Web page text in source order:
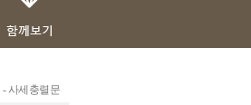
- 사세충렬문